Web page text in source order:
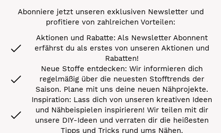
Abonniere jetzt unseren exklusiven Newsletter und
profitiere von zahlreichen Vorteilen:
Aktionen und Rabatte: Als Newsletter Abonnent
erfährst du als erstes von unseren Aktionen und
Rabatten!
Neue Stoffe entdecken: Wir informieren dich
regelmäßig über die neuesten Stofftrends der
Saison. Plane mit uns deine neuen Nähprojekte.
Inspiration: Lass dich von unseren kreativen Ideen
und Nähbeispielen inspirieren! Wir teilen mit dir
unsere DIY-Ideen und verraten dir die heißesten
Tipps und Tricks rund ums Nähen.